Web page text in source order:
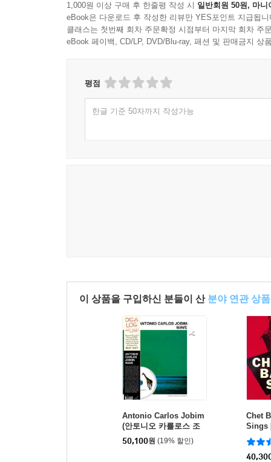
1,000원 이상 구매 후 한줄평 작성 시 일반회원 50원, 마니
eBook은 다운로드 후 작성한 리뷰만 YES포인트 지급됩니
클래스는 첫번째 회차 주문확정 시점부터 마지막 회차 주
eBook 페이백, CD/LP, DVD/Blu-ray, 패션 및 판매금지 상
평점
한글 기준 50자까지 작성가능
이 상품을 구입하신 분들이 산 분야 연관 상품
Antonio Carlos Jobim
(안토니오 카를로스 조
빔) - Wave [CD+LP 디럭
스 에디션]
50,100원 (19% 할인)
Chet
Sings